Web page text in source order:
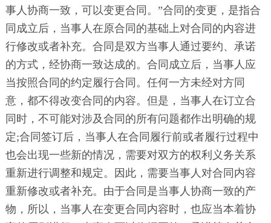
事人协商一致，可以变更合同。”合同的变更，是指合
同成立后，当事人在原合同的基础上对合同的内容进
行修改或者补充。合同是双方当事人通过要约、承诺
的方式，经协商一致达成的。合同成立后，当事人应
当按照合同的约定履行合同。任何一方未经对方同
意，都不得改变合同的内容。但是，当事人在订立合
同时，不可能对涉及合同的所有问题都作出明确的规
定;合同签订后，当事人在合同履行前或者履行过程中
也会出现一些新的情况，需要对双方的权利义务关系
重新进行调整和规定。因此，需要当事人对合同内容
重新修改或者补充。由于合同是当事人协商一致的产
物，所以，当事人在变更合同内容时，也应当本着协